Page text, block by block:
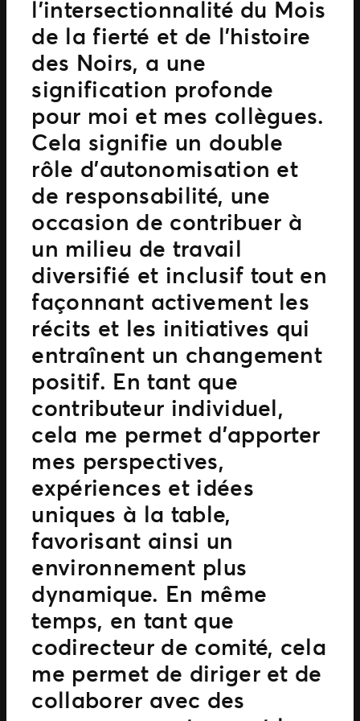
l’intersectionnalité du Mois
de la fierté et de l’histoire
des Noirs, a une
signification profonde
pour moi et mes collègues.
Cela signifie un double
rôle d’autonomisation et
de responsabilité, une
occasion de contribuer à
un milieu de travail
diversifié et inclusif tout en
façonnant activement les
récits et les initiatives qui
entraînent un changement
positif. En tant que
contributeur individuel,
cela me permet d’apporter
mes perspectives,
expériences et idées
uniques à la table,
favorisant ainsi un
environnement plus
dynamique. En même
temps, en tant que
codirecteur de comité, cela
me permet de diriger et de
collaborer avec des